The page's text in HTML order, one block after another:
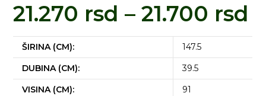
21.270 rsd – 21.700 rsd
ŠIRINA (CM):
147.5
DUBINA (CM):
39.5
VISINA (CM):
91